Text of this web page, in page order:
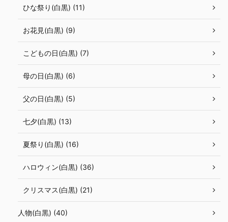
ひな祭り(白黒) (11)
お花見(白黒) (9)
こどもの日(白黒) (7)
母の日(白黒) (6)
父の日(白黒) (5)
七夕(白黒) (13)
夏祭り(白黒) (16)
ハロウィン(白黒) (36)
クリスマス(白黒) (21)
人物(白黒) (40)